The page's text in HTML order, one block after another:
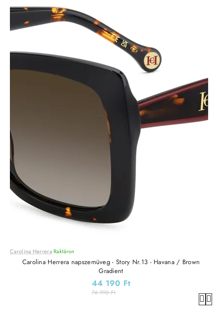
Carolina Herrera Raktáron
Carolina Herrera napszemüveg - Story Nr.13 - Havana / Brown
Gradient
44 190 Ft
76 990 Ft